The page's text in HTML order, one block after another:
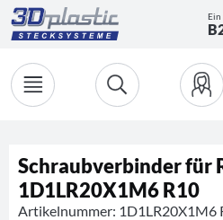
Ein
Schraubverbinder für
1D1LR20X1M6 R10
Artikelnummer: 1D1LR20X1M6